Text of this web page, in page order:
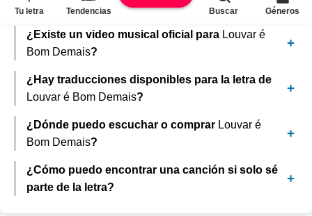
plataformas como Deemey.com o Musixmatch.
¿Existe un video musical oficial para Louvar é
Bom Demais?
¿Hay traducciones disponibles para la letra de
Louvar é Bom Demais?
¿Dónde puedo escuchar o comprar Louvar é
Bom Demais?
¿Cómo puedo encontrar una canción si solo sé
parte de la letra?
Tu letra Tendencias Buscar Géneros